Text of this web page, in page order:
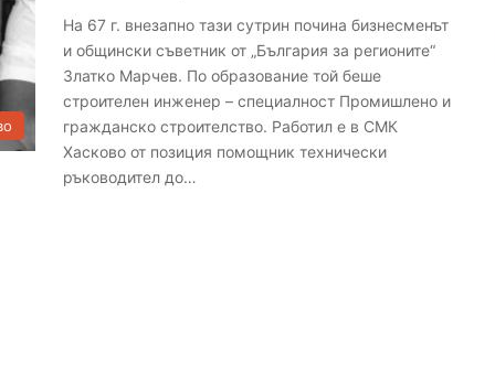
На 67 г. внезапно тази сутрин почина бизнесменът
и общински съветник от „България за регионите“
Златко Марчев. По образование той беше
строителен инженер – специалност Промишлено и
гражданско строителство. Работил е в СМК
Хасково от позиция помощник технически
ръководител до…
н
ю
б
и
л
е
й